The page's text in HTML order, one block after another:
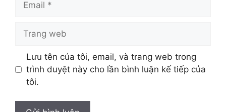
Lưu tên của tôi, email, và trang web trong
trình duyệt này cho lần bình luận kế tiếp của
tôi.